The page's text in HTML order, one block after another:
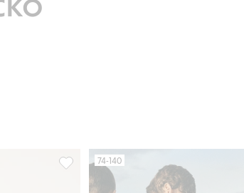
do listy ulubioneKalesony z wełny merino, Kaxs,
74-140